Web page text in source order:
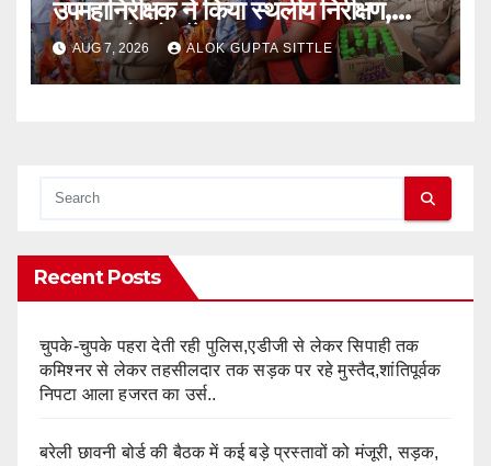
उपमहानिरीक्षक ने किया स्थलीय निरीक्षण,
श्रद्धालुओं को बाँटे फल..
AUG 7, 2026 ALOK GUPTA SITTLE
Recent Posts
चुपके-चुपके पहरा देती रही पुलिस,एडीजी से लेकर सिपाही तक
कमिश्नर से लेकर तहसीलदार तक सड़क पर रहे मुस्तैद,शांतिपूर्वक
निपटा आला हजरत का उर्स..
बरेली छावनी बोर्ड की बैठक में कई बड़े प्रस्तावों को मंजूरी, सड़क,